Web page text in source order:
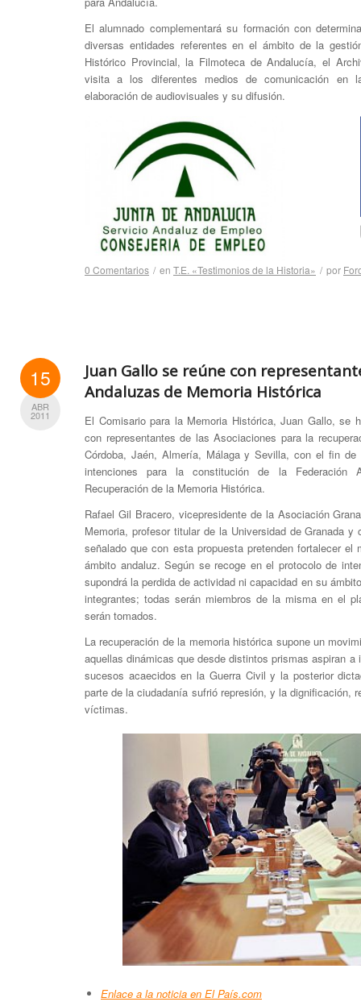
El alumnado complementará su formación con
diversas entidades referentes en el ámbito de la
Histórico Provincial, la Filmoteca de Andalucía, el
visita a los diferentes medios de comunicación en
elaboración de audiovisuales y su difusión.
0 Comentarios / en T.E. «Testimonios de la Historia» / por
15
ABR
2011
Juan Gallo se reúne con
Andaluzas de Memoria Histórica
El Comisario para la Memoria Histórica, Juan Gallo, se
con representantes de las Asociaciones para la
Córdoba, Jaén, Almería, Málaga y Sevilla, con el fin
intenciones para la constitución de la Federación
Recuperación de la Memoria Histórica.
Rafael Gil Bracero, vicepresidente de la Asociación
Memoria, profesor titular de la Universidad de Granada
señalado que con esta propuesta pretenden fortalecer
ámbito andaluz. Según se recoge en el protocolo de
supondrá la perdida de actividad ni capacidad en su
integrantes; todas serán miembros de la misma en el
serán tomados.
La recuperación de la memoria histórica supone un
aquellas dinámicas que desde distintos prismas aspiran
sucesos acaecidos en la Guerra Civil y la posterior
parte de la ciudadanía sufrió represión, y la dignificación,
víctimas.
Enlace a la noticia en El País.com